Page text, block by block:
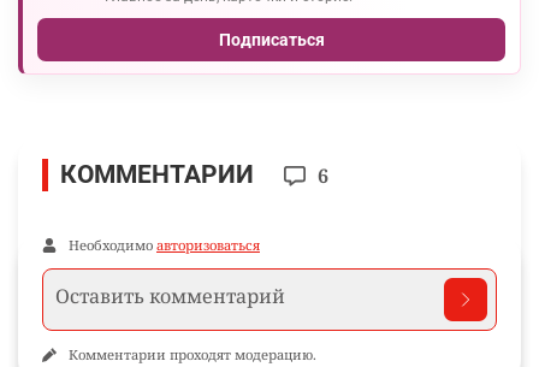
Подписаться
КОММЕНТАРИИ 6
Необходимо авторизоваться
Комментарии проходят модерацию.